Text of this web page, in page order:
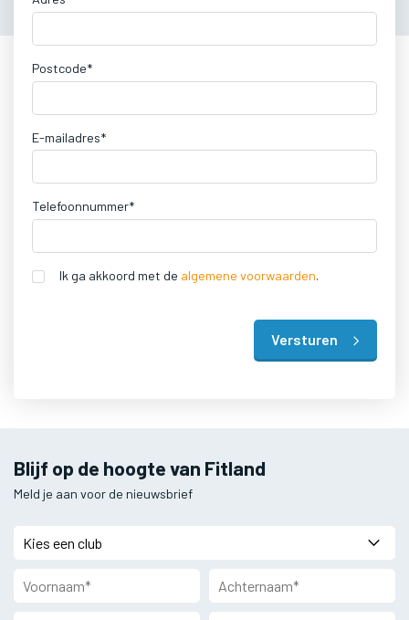
Postcode*
E-mailadres*
Telefoonnummer*
Ik ga akkoord met de algemene voorwaarden.
Versturen
Blijf op de hoogte van Fitland
Meld je aan voor de nieuwsbrief